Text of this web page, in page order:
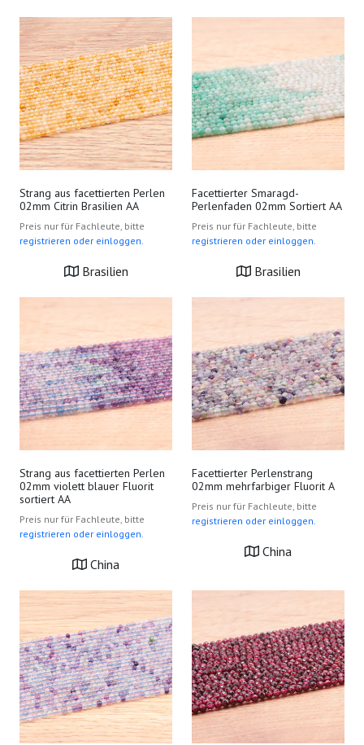
Strang aus facettierten Perlen
02mm Citrin Brasilien AA
Preis nur für Fachleute, bitte
registrieren oder einloggen.
Brasilien
Facettierter Smaragd-
Perlenfaden 02mm Sortiert AA
Preis nur für Fachleute, bitte
registrieren oder einloggen.
Brasilien
Strang aus facettierten Perlen
02mm violett blauer Fluorit
sortiert AA
Preis nur für Fachleute, bitte
registrieren oder einloggen.
China
Facettierter Perlenstrang
02mm mehrfarbiger Fluorit A
Preis nur für Fachleute, bitte
registrieren oder einloggen.
China